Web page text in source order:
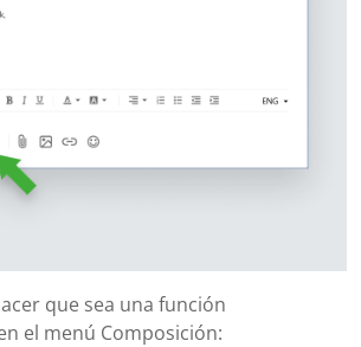
que sea una función
el menú Composición: